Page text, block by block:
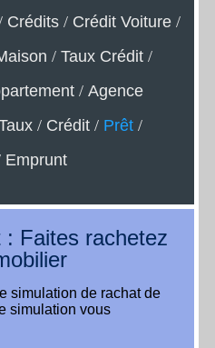
Crédits / Crédit Voiture /
/ Taux Crédit /
/ Agence
/ Crédit / Prêt /
Emprunt
: Faites rachetez
simulation de rachat de
simulation vous